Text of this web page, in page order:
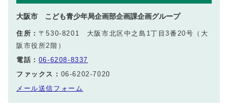
大阪市 こども青少年局企画部企画課企画グループ
住所： 〒530-8201 大阪市北区中之島1丁目3番20号（大
阪市役所2階）
電話： 06-6208-8337
ファックス： 06-6202-7020
メール送信フォーム